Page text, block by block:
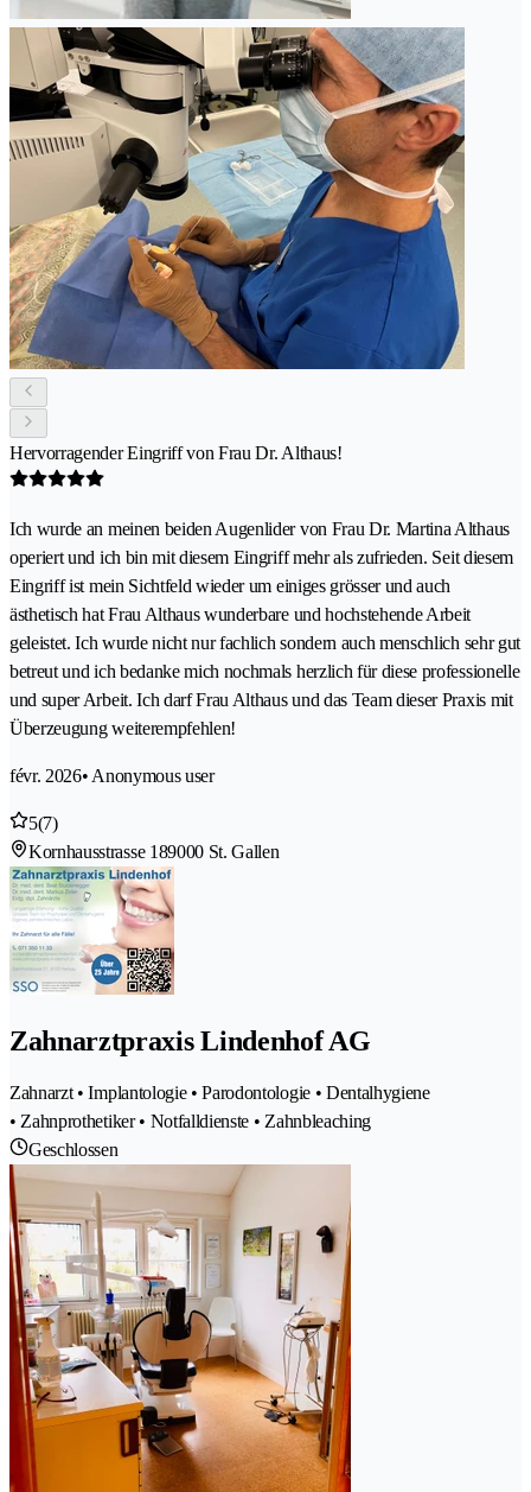
Hervorragender Eingriff von Frau Dr. Althaus!
Ich wurde an meinen beiden Augenlider von Frau Dr. Martina Althaus
operiert und ich bin mit diesem Eingriff mehr als zufrieden. Seit diesem
Eingriff ist mein Sichtfeld wieder um einiges grösser und auch
ästhetisch hat Frau Althaus wunderbare und hochstehende Arbeit
geleistet. Ich wurde nicht nur fachlich sondern auch menschlich sehr gut
betreut und ich bedanke mich nochmals herzlich für diese professionelle
und super Arbeit. Ich darf Frau Althaus und das Team dieser Praxis mit
Überzeugung weiterempfehlen!
févr. 2026• Anonymous user
5(7)
Kornhausstrasse 189000 St. Gallen
Zahnarztpraxis Lindenhof AG
Zahnarzt • Implantologie • Parodontologie • Dentalhygiene
• Zahnprothetiker • Notfalldienste • Zahnbleaching
Geschlossen